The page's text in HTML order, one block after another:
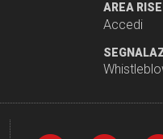
AREA
Accedi